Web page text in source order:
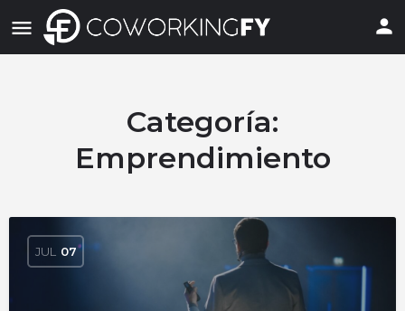
Categoría:
Emprendimiento
JUL 07